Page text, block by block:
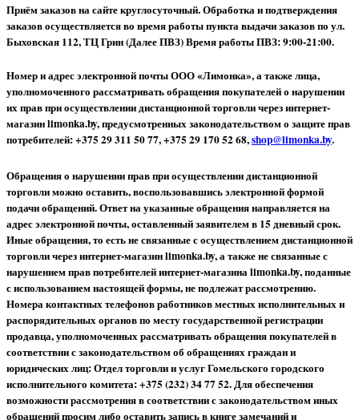
Приём заказов на сайте круглосуточный. Обработка и подтверждения
заказов осуществляется во время работы пункта выдачи заказов по ул.
Быховская 112, ТЦ Грин (Далее ПВЗ) Время работы ПВЗ: 9:00-21:00.
Номер и адрес электронной почты ООО «Лимонка», а также лица,
уполномоченного рассматривать обращения покупателей о нарушении
их прав при осуществлении дистанционной торговли через интернет-
магазин limonka.by, предусмотренных законодательством о защите прав
потребителей: +375 29 311 50 77, +375 29 170 52 68,shop@limonka.by.
Обращения о нарушении прав при осуществлении дистанционной
торговли можно оставить, воспользовавшись электронной формой
подачи обращений. Ответ на указанные обращения направляется на
адрес электронной почты, оставленный заявителем в 15 дневный срок.
Иные обращения, то есть не связанные с осуществлением дистанционной
торговли через интернет-магазин limonka.by, а также не связанные с
нарушением прав потребителей интернет-магазина limonka.by, поданные
с использованием настоящей формы, не подлежат рассмотрению.
Номера контактных телефонов работников местных исполнительных и
распорядительных органов по месту государственной регистрации
продавца, уполномоченных рассматривать обращения покупателей в
соответствии с законодательством об обращениях граждан и
юридических лиц: Отдел торговли и услуг Гомельского городского
исполнительного комитета: +375 (232) 34 77 52.Для обеспечения
возможности рассмотрения в соответствии с законодательством иных
обращений просим либо оставить запись в книге замечаний и